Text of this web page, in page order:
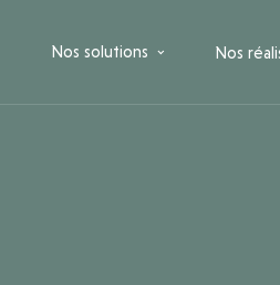
Nos solutions Nos